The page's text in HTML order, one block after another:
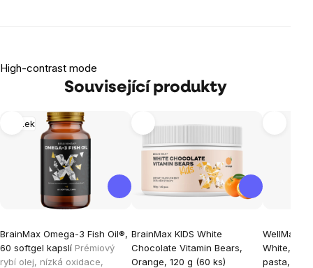
High-contrast mode
Související produkty
Mozek
BrainMax Omega-3 Fish Oil®,
60 softgel kapslí Prémiový
rybí olej, nízká oxidace,
BrainMax KIDS White
Chocolate Vitamin Bears,
Orange, 120 g (60 ks)
WellMax®
White,
pasta, 105